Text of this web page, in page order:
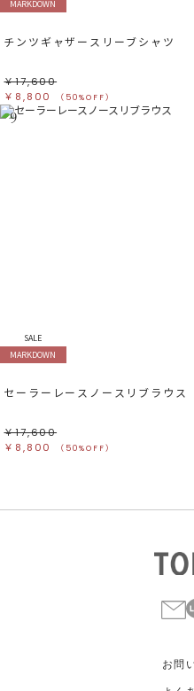
MARKDOWN
チンツギャザースリーブシャツ
￥17,600
￥8,800
（50%OFF）
9
SALE
MARKDOWN
セーラーレースノースリブラウス
￥17,600
￥8,800
（50%OFF）
お問